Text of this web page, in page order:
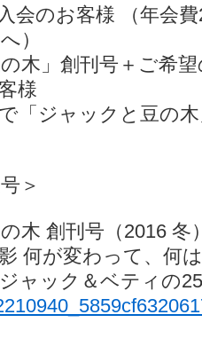
会のお客様 （年会
）
木」創刊号＋ご希
様
「ジャックと豆の
＞
木 創刊号（2016 冬
何が変わって、何
ャック＆ベティの